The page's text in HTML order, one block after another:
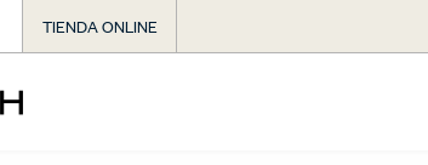
TIENDA ONLINE